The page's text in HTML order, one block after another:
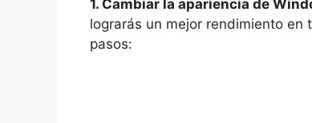
1. Cambiar la apariencia de
lograrás un mejor rendimiento en
pasos: